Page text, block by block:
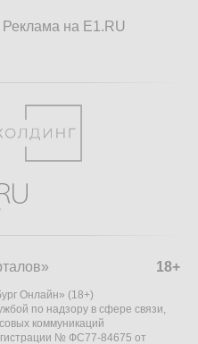
Реклама на E1.RU
18+
Онлайн» (18+)
по надзору в сфере связи,
коммуникаций
№ ФС77-84675 от